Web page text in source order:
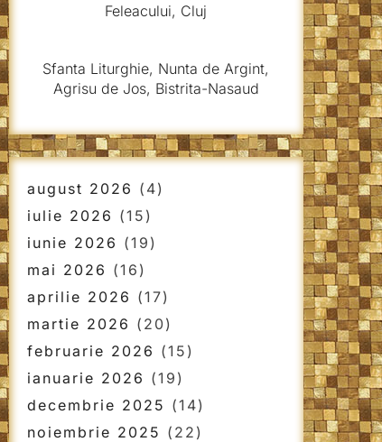
Feleacului, Cluj
Sfanta Liturghie, Nunta de Argint,
Agrisu de Jos, Bistrita-Nasaud
august 2026 (4)
iulie 2026 (15)
iunie 2026 (19)
mai 2026 (16)
aprilie 2026 (17)
martie 2026 (20)
februarie 2026 (15)
ianuarie 2026 (19)
decembrie 2025 (14)
noiembrie 2025 (22)